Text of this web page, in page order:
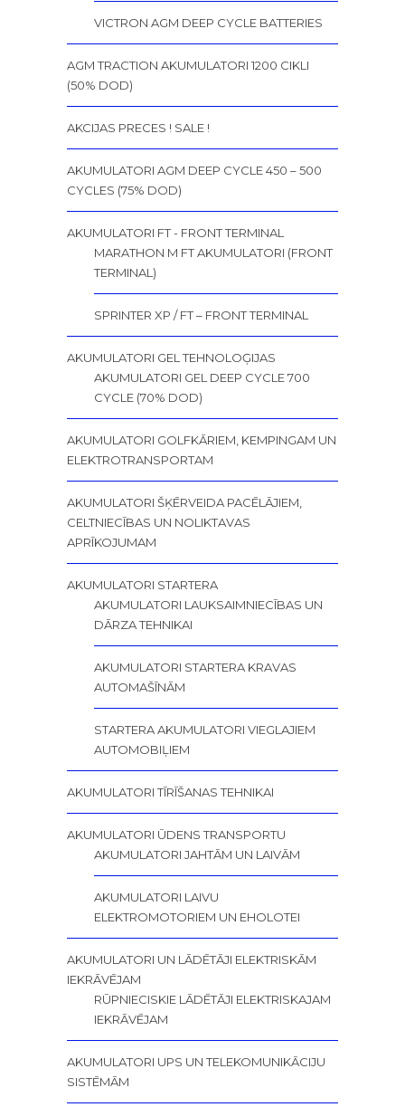
VICTRON AGM DEEP CYCLE BATTERIES
AGM TRACTION AKUMULATORI 1200 CIKLI
(50% DOD)
AKCIJAS PRECES ! SALE !
AKUMULATORI AGM DEEP CYCLE 450 – 500
CYCLES (75% DOD)
AKUMULATORI FT - FRONT TERMINAL
MARATHON M FT AKUMULATORI (FRONT
TERMINAL)
SPRINTER XP / FT – FRONT TERMINAL
AKUMULATORI GEL TEHNOLOĢIJAS
AKUMULATORI GEL DEEP CYCLE 700
CYCLE (70% DOD)
AKUMULATORI GOLFKĀRIEM, KEMPINGAM UN
ELEKTROTRANSPORTAM
AKUMULATORI ŠĶĒRVEIDA PACĒLĀJIEM,
CELTNIECĪBAS UN NOLIKTAVAS
APRĪKOJUMAM
AKUMULATORI STARTERA
AKUMULATORI LAUKSAIMNIECĪBAS UN
DĀRZA TEHNIKAI
AKUMULATORI STARTERA KRAVAS
AUTOMAŠĪNĀM
STARTERA AKUMULATORI VIEGLAJIEM
AUTOMOBIĻIEM
AKUMULATORI TĪRĪŠANAS TEHNIKAI
AKUMULATORI ŪDENS TRANSPORTU
AKUMULATORI JAHTĀM UN LAIVĀM
AKUMULATORI LAIVU
ELEKTROMOTORIEM UN EHOLOTEI
AKUMULATORI UN LĀDĒTĀJI ELEKTRISKĀM
IEKRĀVĒJAM
RŪPNIECISKIE LĀDĒTĀJI ELEKTRISKAJAM
IEKRĀVĒJAM
AKUMULATORI UPS UN TELEKOMUNIKĀCIJU
SISTĒMĀM